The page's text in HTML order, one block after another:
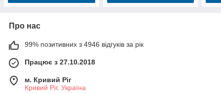
Про нас
99% позитивних з 4946 відгуків за рік
Працює з 27.10.2018
м. Кривий Ріг
Кривий Ріг, Україна